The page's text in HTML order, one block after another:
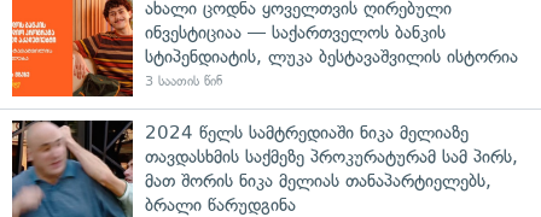
ახალი ცოდნა ყოველთვის ღირებული
ინვესტიციაა — საქართველოს ბანკის
სტიპენდიატის, ლუკა ბესტავაშვილის ისტორია
3 საათის წინ
2024 წელს სამტრედიაში ნიკა მელიაზე
თავდასხმის საქმეზე პროკურატურამ სამ პირს,
მათ შორის ნიკა მელიას თანაპარტიელებს,
ბრალი წარუდგინა